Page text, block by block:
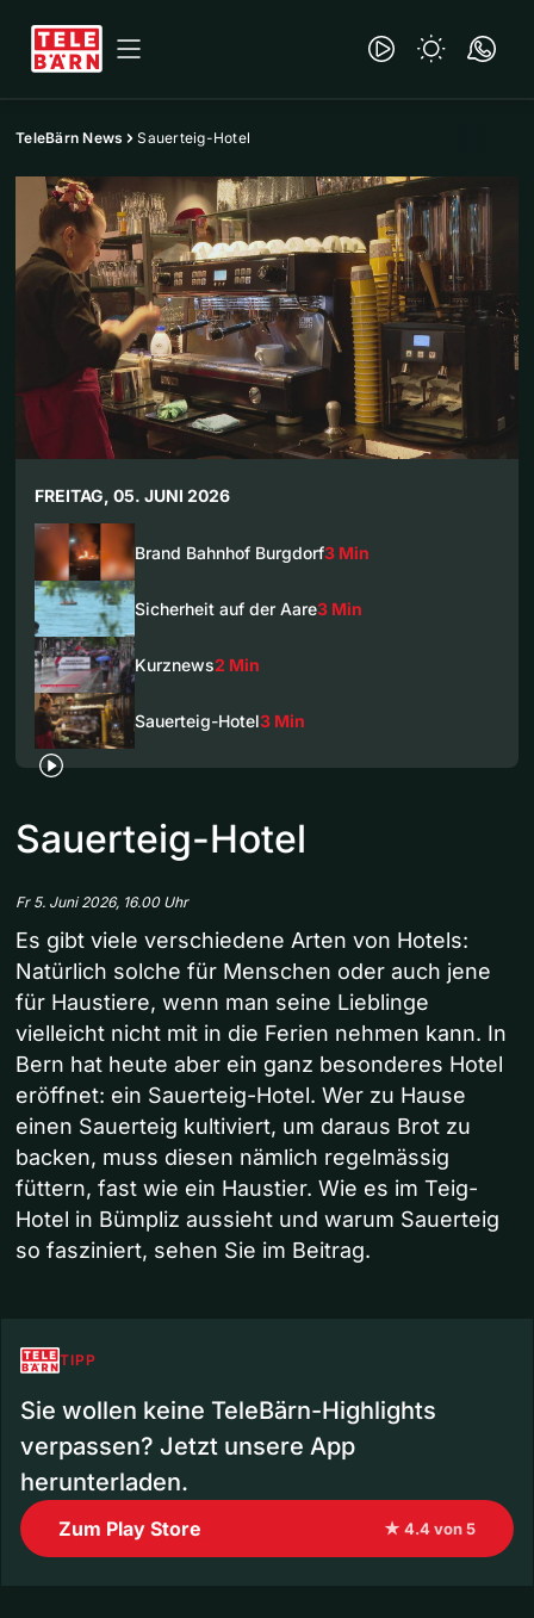
TeleBärn News Sauerteig-Hotel
FREITAG, 05. JUNI 2026
Brand Bahnhof Burgdorf3 Min
Sicherheit auf der Aare3 Min
Kurznews2 Min
Sauerteig-Hotel3 Min
Sauerteig-Hotel
Fr 5. Juni 2026, 16.00 Uhr
Es gibt viele verschiedene Arten von Hotels:
Natürlich solche für Menschen oder auch jene
für Haustiere, wenn man seine Lieblinge
vielleicht nicht mit in die Ferien nehmen kann. In
Bern hat heute aber ein ganz besonderes Hotel
eröffnet: ein Sauerteig-Hotel. Wer zu Hause
einen Sauerteig kultiviert, um daraus Brot zu
backen, muss diesen nämlich regelmässig
füttern, fast wie ein Haustier. Wie es im Teig-
Hotel in Bümpliz aussieht und warum Sauerteig
so fasziniert, sehen Sie im Beitrag.
TIPP
Sie wollen keine TeleBärn-Highlights
verpassen? Jetzt unsere App
herunterladen.
Zum Play Store ★ 4.4 von 5